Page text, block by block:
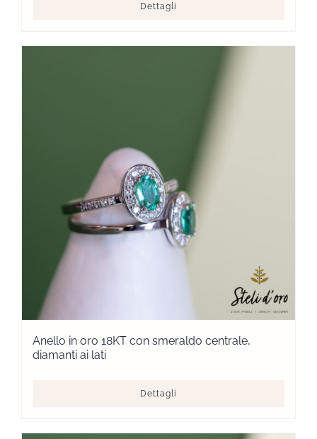
Dettagli
Anello in oro 18KT con smeraldo centrale,
diamanti ai lati
Dettagli